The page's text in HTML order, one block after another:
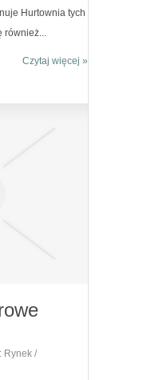
Hurtownia tych
również...
Czytaj więcej »
Rynek /